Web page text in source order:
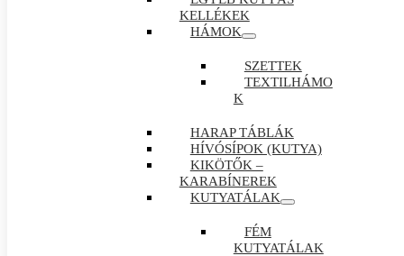
KELLÉKEK
HÁMOK
SZETTEK
TEXTILHÁMO
K
HARAP TÁBLÁK
HÍVÓSÍPOK (KUTYA)
KIKÖTŐK –
KARABÍNEREK
KUTYATÁLAK
FÉM
KUTYATÁLAK